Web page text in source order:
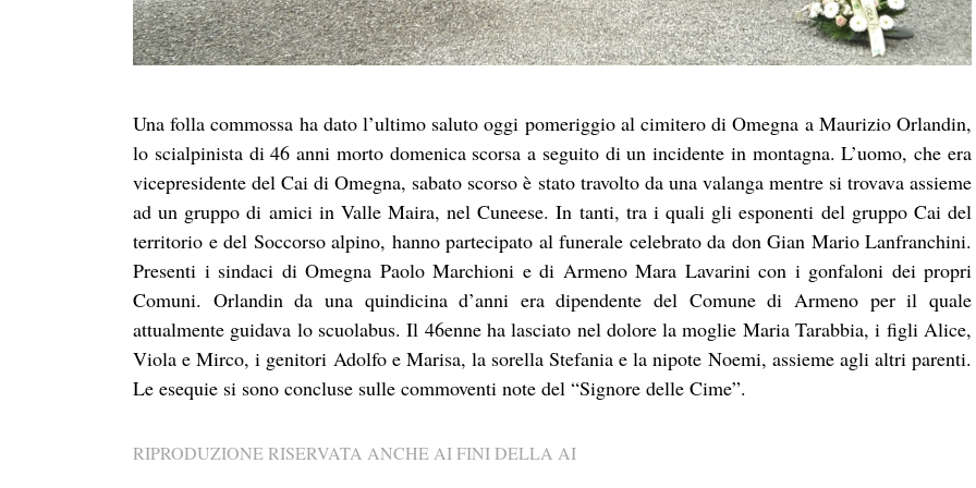
Una folla commossa ha dato l’ultimo saluto oggi pomeriggio al cimitero di Omegna a Maurizio Orlandin,
lo scialpinista di 46 anni morto domenica scorsa a seguito di un incidente in montagna. L’uomo, che era
vicepresidente del Cai di Omegna, sabato scorso è stato travolto da una valanga mentre si trovava assieme
ad un gruppo di amici in Valle Maira, nel Cuneese. In tanti, tra i quali gli esponenti del gruppo Cai del
territorio e del Soccorso alpino, hanno partecipato al funerale celebrato da don Gian Mario Lanfranchini.
Presenti i sindaci di Omegna Paolo Marchioni e di Armeno Mara Lavarini con i gonfaloni dei propri
Comuni. Orlandin da una quindicina d’anni era dipendente del Comune di Armeno per il quale
attualmente guidava lo scuolabus. Il 46enne ha lasciato nel dolore la moglie Maria Tarabbia, i figli Alice,
Viola e Mirco, i genitori Adolfo e Marisa, la sorella Stefania e la nipote Noemi, assieme agli altri parenti.
Le esequie si sono concluse sulle commoventi note del “Signore delle Cime”.
RIPRODUZIONE RISERVATA ANCHE AI FINI DELLA AI